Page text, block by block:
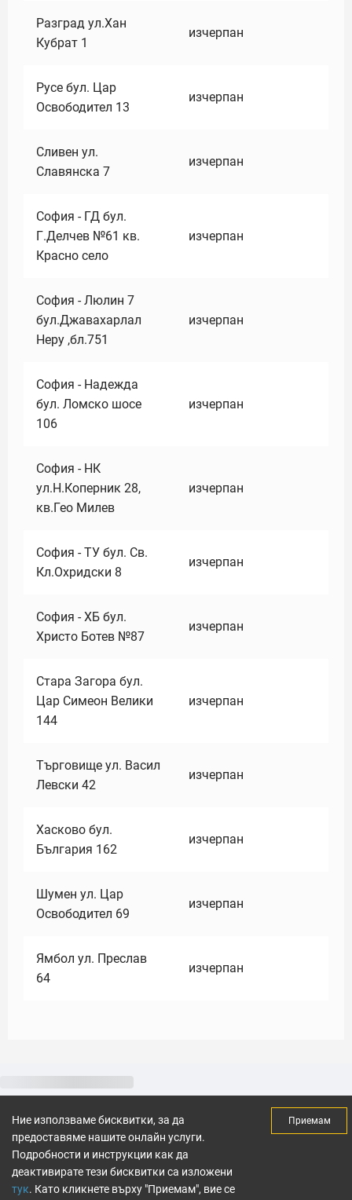
Разград ул.Хан
Кубрат 1
изчерпан
Русе бул. Цар
Освободител 13
изчерпан
Сливен ул.
Славянска 7
изчерпан
София - ГД бул.
Г.Делчев №61 кв.
Красно село
изчерпан
София - Люлин 7
бул.Джавахарлал
Неру ,бл.751
изчерпан
София - Надежда
бул. Ломско шосе
106
изчерпан
София - НК
ул.Н.Коперник 28,
кв.Гео Милев
изчерпан
София - ТУ бул. Св.
Кл.Охридски 8
изчерпан
София - ХБ бул.
Христо Ботев №87
изчерпан
Стара Загора бул.
Цар Симеон Велики
144
изчерпан
Търговище ул. Васил
Левски 42
изчерпан
Хасково бул.
България 162
изчерпан
Шумен ул. Цар
Освободител 69
изчерпан
Ямбол ул. Преслав
64
изчерпан
Ние използваме бисквитки, за да
предоставяме нашите онлайн услуги.
Подробности и инструкции как да
деактивирате тези бисквитки са изложени
тук. Като кликнете върху "Приемам", вие се
Приемам